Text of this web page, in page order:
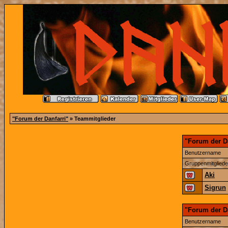
"Forum der Danfarri" » Teammitglieder
"Forum der
Benutzername
Aki
Sigrun
"Forum der
Benutzername